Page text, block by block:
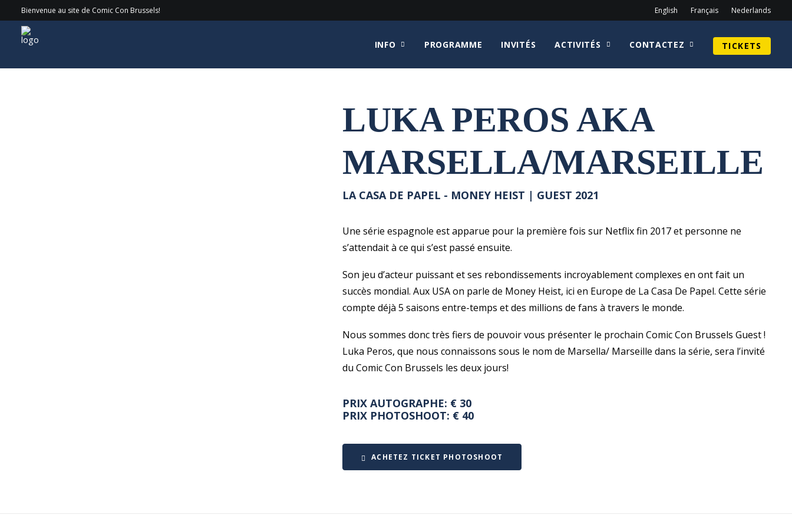
Bienvenue au site de Comic Con Brussels! English Français Nederlands
INFO PROGRAMME INVITÉS ACTIVITÉS CONTACTEZ TICKETS
Invités
LUKA PEROS AKA
MARSELLA/MARSEILLE
LA CASA DE PAPEL - MONEY HEIST | GUEST 2021
Une série espagnole est apparue pour la première fois sur Netflix fin 2017 et personne ne
s’attendait à ce qui s’est passé ensuite.
Son jeu d’acteur puissant et ses rebondissements incroyablement complexes en ont fait un
succès mondial. Aux USA on parle de Money Heist, ici en Europe de La Casa De Papel. Cette série
compte déjà 5 saisons entre-temps et des millions de fans à travers le monde.
Nous sommes donc très fiers de pouvoir vous présenter le prochain Comic Con Brussels Guest !
Luka Peros, que nous connaissons sous le nom de Marsella/ Marseille dans la série, sera l’invité
du Comic Con Brussels les deux jours!
PRIX AUTOGRAPHE: € 30
PRIX PHOTOSHOOT: € 40
ACHETEZ TICKET PHOTOSHOOT